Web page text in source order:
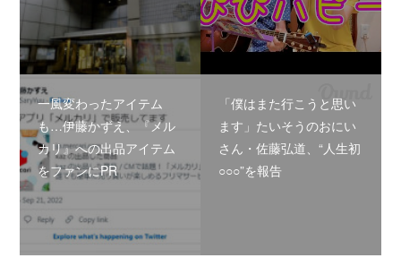
一風変わったアイテム
も…伊藤かずえ、『メル
カリ』への出品アイテム
をファンにPR
「僕はまた行こうと思い
ます」たいそうのおにい
さん・佐藤弘道、“人生初
○○○”を報告